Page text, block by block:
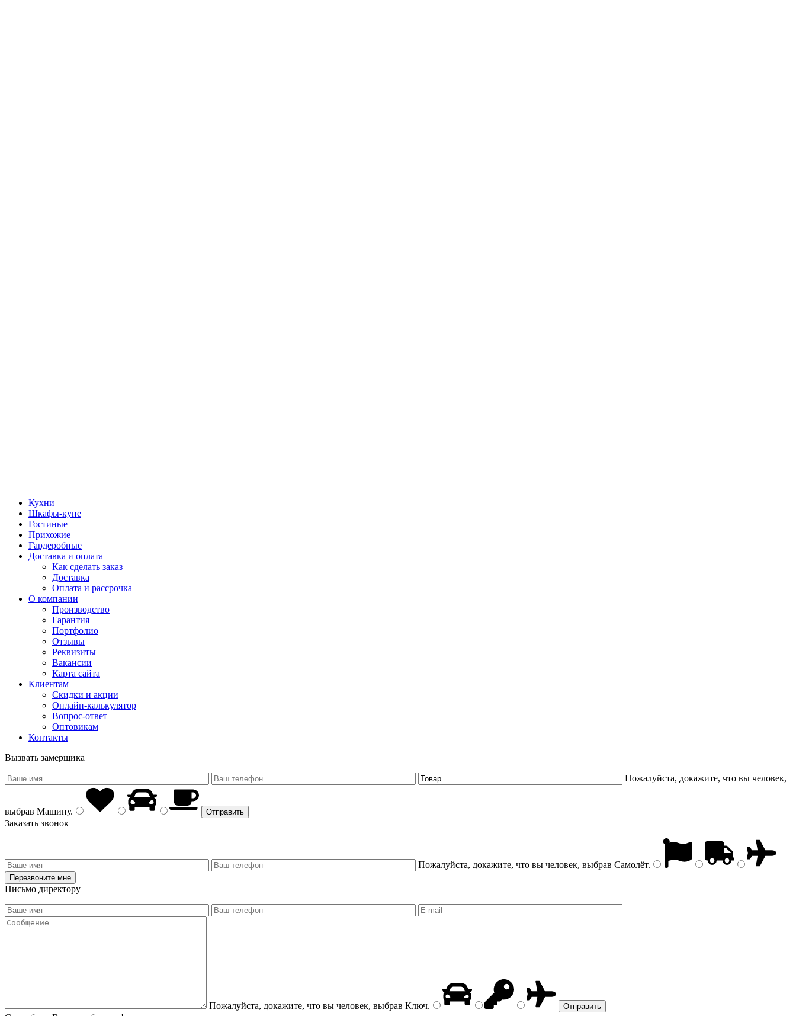
Кухни
Шкафы-купе
Гостиные
Прихожие
Гардеробные
Доставка и оплата
Как сделать заказ
Доставка
Оплата и рассрочка
О компании
Производство
Гарантия
Портфолио
Отзывы
Реквизиты
Вакансии
Карта сайта
Клиентам
Скидки и акции
Онлайн-калькулятор
Вопрос-ответ
Оптовикам
Контакты
Вызвать замерщика
Пожалуйста, докажите, что вы человек,
выбрав Машину.
Заказать звонок
Пожалуйста, докажите, что вы человек, выбрав Самолёт.
Письмо директору
Пожалуйста, докажите, что вы человек, выбрав Ключ.